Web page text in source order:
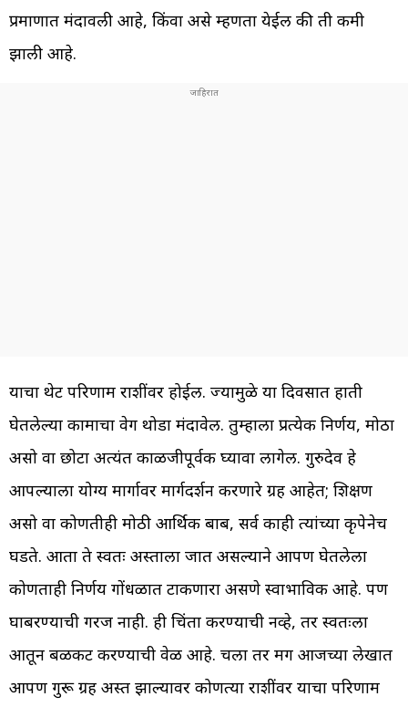
प्रमाणात मंदावली आहे, किंवा असे म्हणता येईल की ती कमी
झाली आहे.
याचा थेट परिणाम राशींवर होईल. ज्यामुळे या दिवसात हाती
घेतलेल्या कामाचा वेग थोडा मंदावेल. तुम्हाला प्रत्येक निर्णय, मोठा
असो वा छोटा अत्यंत काळजीपूर्वक घ्यावा लागेल. गुरुदेव हे
आपल्याला योग्य मार्गावर मार्गदर्शन करणारे ग्रह आहेत; शिक्षण
असो वा कोणतीही मोठी आर्थिक बाब, सर्व काही त्यांच्या कृपेनेच
घडते. आता ते स्वतः अस्ताला जात असल्याने आपण घेतलेला
कोणताही निर्णय गोंधळात टाकणारा असणे स्वाभाविक आहे. पण
घाबरण्याची गरज नाही. ही चिंता करण्याची नव्हे, तर स्वतःला
आतून बळकट करण्याची वेळ आहे. चला तर मग आजच्या लेखात
आपण गुरू ग्रह अस्त झाल्यावर कोणत्या राशींवर याचा परिणाम